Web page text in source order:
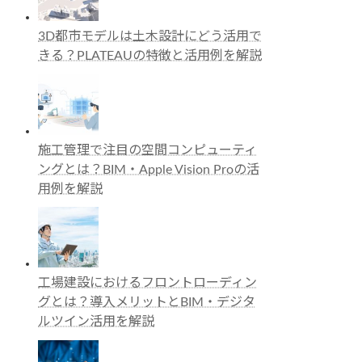
3D都市モデルは土木設計にどう活用で
きる？PLATEAUの特徴と活用例を解説
施工管理で注目の空間コンピューティ
ングとは？BIM・Apple Vision Proの活
用例を解説
工場建設におけるフロントローディン
グとは？導入メリットとBIM・デジタ
ルツイン活用を解説